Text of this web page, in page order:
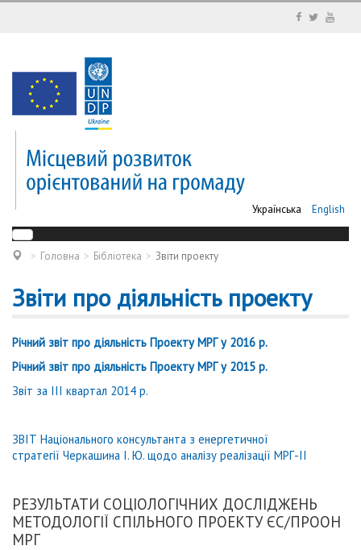
Українська English
Головна Бібліотека Звіти проекту
Звіти про діяльність проекту
Річний звіт про діяльність Проекту МРГ у 2016 р.
Річний звіт про діяльність Проекту МРГ у 2015 р.
Звіт за ІІІ квартал 2014 р.
ЗВІТ Національного консультанта з енергетичної
стратегії Черкашина І. Ю. щодо аналізу реалізації МРГ-ІІ
РЕЗУЛЬТАТИ СОЦІОЛОГІЧНИХ ДОСЛІДЖЕНЬ
МЕТОДОЛОГІЇ СПІЛЬНОГО ПРОЕКТУ ЄС/ПРООН
МРГ